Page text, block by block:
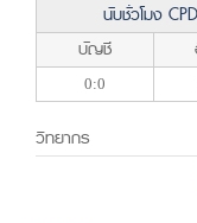
นับชั่วโมง CPD
บัญชี
0:0
วิทยากร